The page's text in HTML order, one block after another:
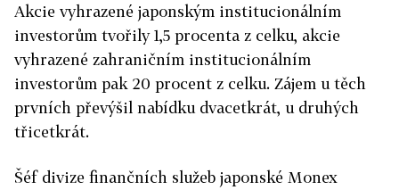
Akcie vyhrazené japonským institucionálním
investorům tvořily 1,5 procenta z celku, akcie
vyhrazené zahraničním institucionálním
investorům pak 20 procent z celku. Zájem u těch
prvních převýšil nabídku dvacetkrát, u druhých
třicetkrát.
Šéf divize finančních služeb japonské Monex